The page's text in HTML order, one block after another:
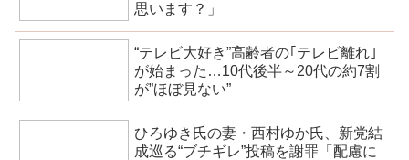
思います？」
“テレビ大好き”高齢者の｢テレビ離れ｣
が始まった…10代後半～20代の約7割
が”ほぼ見ない”
ひろゆき氏の妻・西村ゆか氏、新党結
成巡る“ブチギレ”投稿を謝罪「配慮に